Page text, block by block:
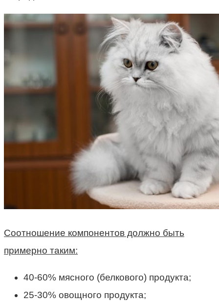
Соотношение компонентов должно быть
примерно таким:
40-60% мясного (белкового) продукта;
25-30% овощного продукта;